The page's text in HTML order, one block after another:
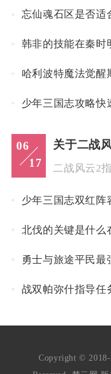
忘仙魂石区是否适
韩非的技能在秦时
少年三国志攻略快
06
17
关于二战
少年三国志双红阵
勇士与旅途平民最
战双帕弥什指导任
Copyright ©